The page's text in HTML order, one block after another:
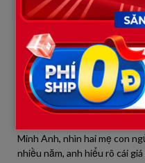
Minh Anh nhắm mắt lại, giọt
mưa đã dần tạnh, nhưng
ngừng ngay lập tức. Phía
đoán định được, nhưng ít
phần của nhau.
Minh Anh, nhìn hai mẹ con
nhiều năm, anh hiểu rõ cái